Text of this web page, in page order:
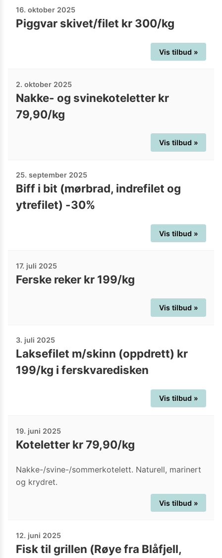
16. oktober 2025
Piggvar skivet/filet kr 300/kg
Vis tilbud »
2. oktober 2025
Nakke- og svinekoteletter kr
79,90/kg
Vis tilbud »
25. september 2025
Biff i bit (mørbrad, indrefilet og
ytrefilet) -30%
Vis tilbud »
17. juli 2025
Ferske reker kr 199/kg
Vis tilbud »
3. juli 2025
Laksefilet m/skinn (oppdrett) kr
199/kg i ferskvaredisken
Vis tilbud »
19. juni 2025
Koteletter kr 79,90/kg
Nakke-/svine-/sommerkotelett. Naturell, marinert
og krydret.
Vis tilbud »
12. juni 2025
Fisk til grillen (Røye fra Blåfjell,